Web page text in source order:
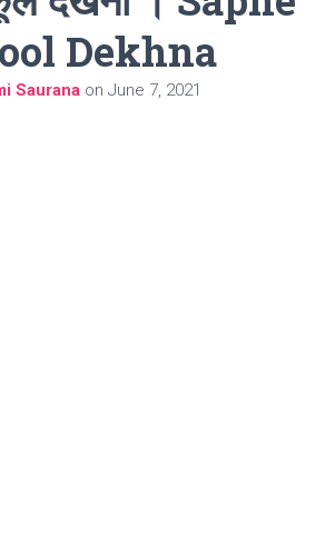
Dekhna
Saurana on June 7, 2021